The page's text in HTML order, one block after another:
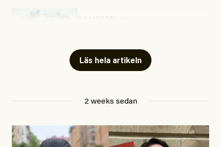
Läs hela artikeln
2 weeks sedan